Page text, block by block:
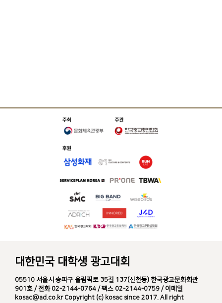
대한민국 대학생 광고대회
05510 서울시 송파구 올림픽로 35길 137(신천동) 한국광고문화회관
901호 / 전화 02-2144-0764 / 팩스 02-2144-0759 / 이메일
kosac@ad.co.kr Copyright (c) kosac since 2017. All right